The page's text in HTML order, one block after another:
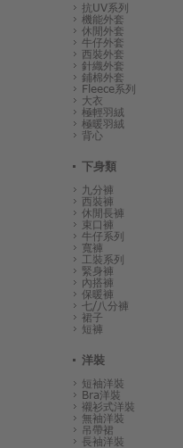
抗UV系列
機能外套
休閒外套
牛仔外套
西裝外套
針織外套
鋪棉外套
Fleece系列
大衣
極輕羽絨
極暖羽絨
背心
下身類
九分褲
西裝褲
休閒長褲
束口褲
牛仔系列
寬褲
工裝系列
緊身褲
內搭褲
保暖褲
七/八分褲
裙子
短褲
洋裝
短袖洋裝
Bra洋裝
襯衫式洋裝
無袖洋裝
吊帶裙
長袖洋裝